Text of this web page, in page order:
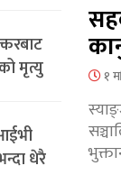
मृत्यु
धेरै
१